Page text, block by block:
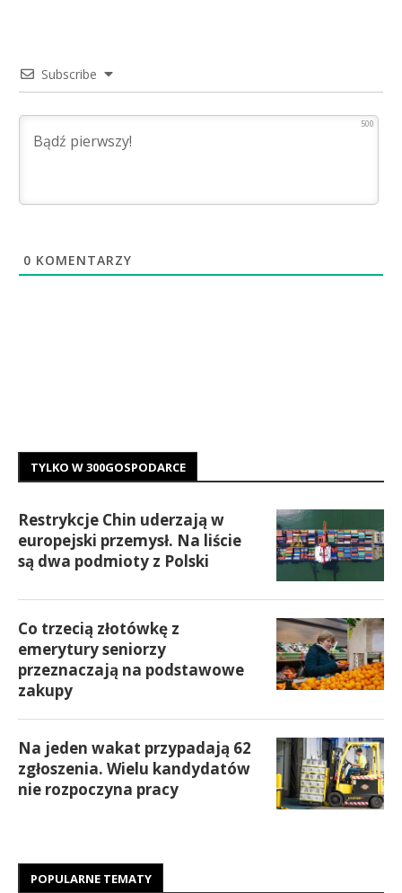
Subscribe
500
0 KOMENTARZY
TYLKO W 300GOSPODARCE
Restrykcje Chin uderzają w
europejski przemysł. Na liście
są dwa podmioty z Polski
Co trzecią złotówkę z
emerytury seniorzy
przeznaczają na podstawowe
zakupy
Na jeden wakat przypadają 62
zgłoszenia. Wielu kandydatów
nie rozpoczyna pracy
POPULARNE TEMATY